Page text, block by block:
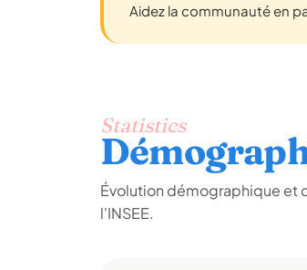
Aidez la communauté en
Statistics
Évolution démographique et
l'INSEE.